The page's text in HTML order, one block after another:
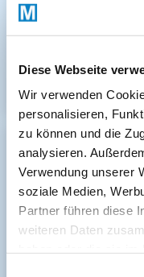
Diese Webseite
Wir verwenden
personalisieren,
zu können und die
analysieren.
Verwendung unserer
soziale Medien,
Partner führen diese
weiteren Daten